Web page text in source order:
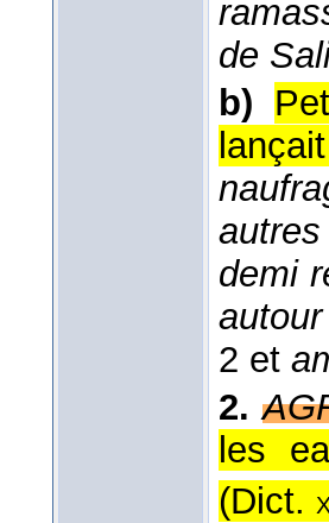
de
b)
demi
2 et
2.
les
(Dict.